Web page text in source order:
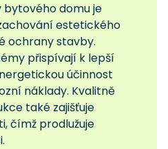
bytového domu je
estetického
ochrany stavby.
přispívají k lepší
účinnost
náklady. Kvalitně
také zajišťuje
čímž prodlužuje